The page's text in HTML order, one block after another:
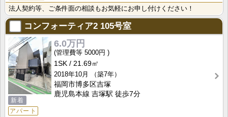
法人契約等、ご条件面の相談もお気軽にお申し付けください！
コンフォーティア2 105号室
新着
アパート
6.0万円
5000円
1SK
21.69㎡
2018年10月
（築7年）
福岡市博多区吉塚
鹿児島本線 吉塚駅 徒歩7分